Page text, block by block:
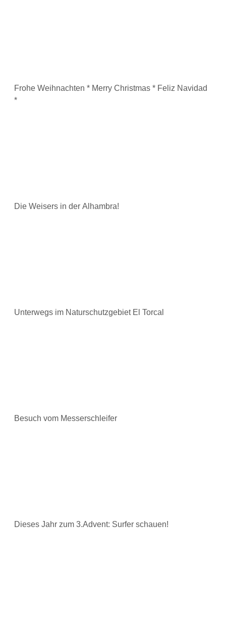
Frohe Weihnachten * Merry Christmas * Feliz Navidad
*
Die Weisers in der Alhambra!
Unterwegs im Naturschutzgebiet El Torcal
Besuch vom Messerschleifer
Dieses Jahr zum 3.Advent: Surfer schauen!